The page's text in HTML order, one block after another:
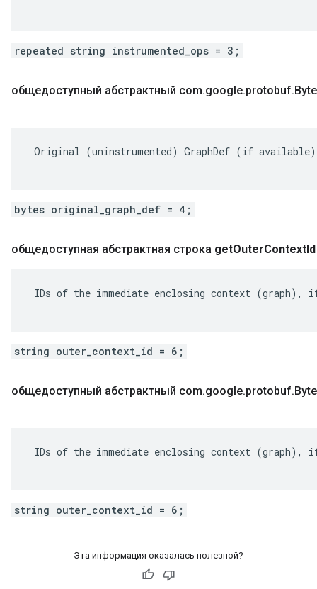
repeated string instrumented_ops = 3;
общедоступный абстрактный com.google.protobuf.Byte
Original (uninstrumented) GraphDef (if
bytes original_graph_def = 4;
общедоступная абстрактная строка getOuterContextId
IDs of the immediate enclosing context (graph),
string outer_context_id = 6;
общедоступный абстрактный com.google.protobuf.Byte
IDs of the immediate enclosing context (graph),
string outer_context_id = 6;
Эта информация оказалась полезной?